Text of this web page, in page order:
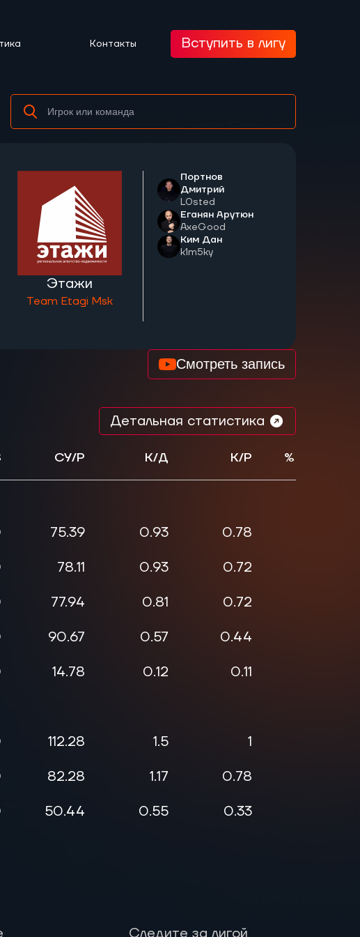
Контакты Вступить в лигу
Этажи
Team Etagi Msk
Портнов
Дмитрий
L0sted
Еганян Арутюн
AxeGood
Ким Дан
k1m5ky
Смотреть запись
Детальная статистика
СУ/Р К/Д К/Р %
75.39 0.93 0.78
78.11 0.93 0.72
77.94 0.81 0.72
90.67 0.57 0.44
14.78 0.12 0.11
112.28 1.5 1
82.28 1.17 0.78
50.44 0.55 0.33